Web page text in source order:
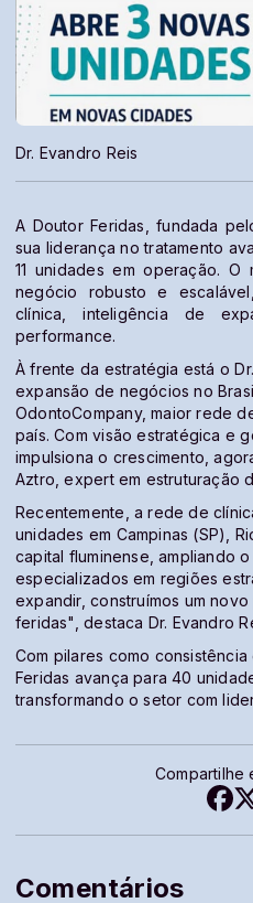
Dr. Evandro Reis
A Doutor Feridas, fundada
sua liderança no tratamento
11 unidades em operação.
negócio robusto e
clínica, inteligência de
performance.
À frente da estratégia está o
expansão de negócios no
OdontoCompany, maior rede
país. Com visão estratégica e
impulsiona o crescimento,
Aztro, expert em estruturação
Recentemente, a rede de
unidades em Campinas (SP),
capital fluminense, ampliando
especializados em regiões
expandir, construímos um
feridas", destaca Dr. Evandro
Com pilares como
Feridas avança para 40
transformando o setor com
Compartilhe
Comentários